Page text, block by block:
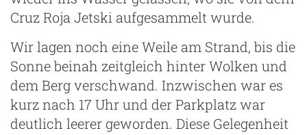
Cruz Roja Jetski aufgesammelt wurde.
Wir lagen noch eine Weile am Strand, bis die
Sonne beinah zeitgleich hinter Wolken und
dem Berg verschwand. Inzwischen war es
kurz nach 17 Uhr und der Parkplatz war
deutlich leerer geworden. Diese Gelegenheit